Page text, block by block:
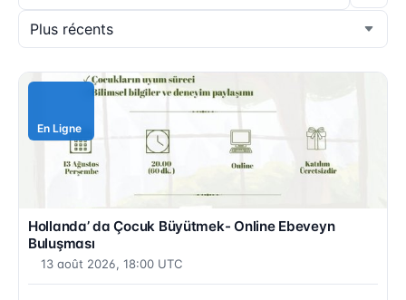
Sélectionnez des langues...
En Ligne
Hollanda’ da Çocuk Büyütmek- Online Ebeveyn
Buluşması
13 août 2026, 18:00 UTC